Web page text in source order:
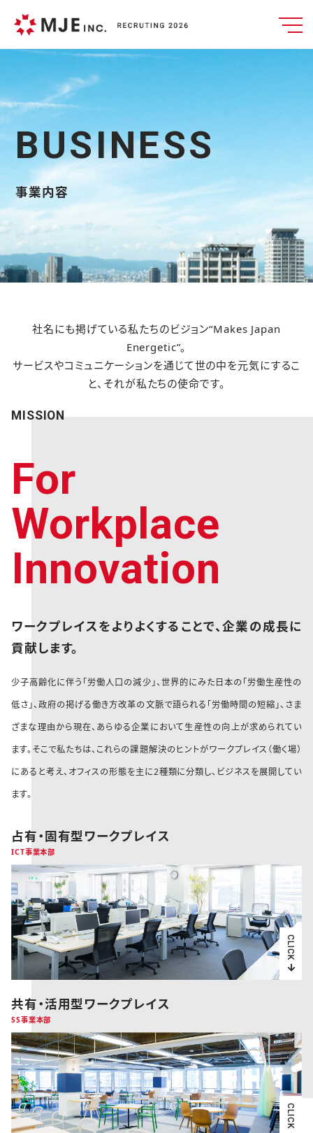
BUSINESS
事業内容
社名にも掲げている私たちのビジョン“Makes Japan
Energetic”。
サービスやコミュニケーションを通じて世の中を元気にするこ
と、それが私たちの使命です。
MISSION
For
Workplace
Innovation
ワークプレイスをよりよくすることで、企業の成長に
貢献します。
少子高齢化に伴う「労働人口の減少」、世界的にみた日本の「労働生産性の
低さ」、政府の掲げる働き方改革の文脈で語られる「労働時間の短縮」、さま
ざまな理由から現在、あらゆる企業において生産性の向上が求められてい
ます。そこで私たちは、これらの課題解決のヒントがワークプレイス（働く場）
にあると考え、オフィスの形態を主に2種類に分類し、ビジネスを展開してい
ます。
占有・固有型ワークプレイス
ICT事業本部
CLICK
共有・活用型ワークプレイス
SS事業本部
CLICK